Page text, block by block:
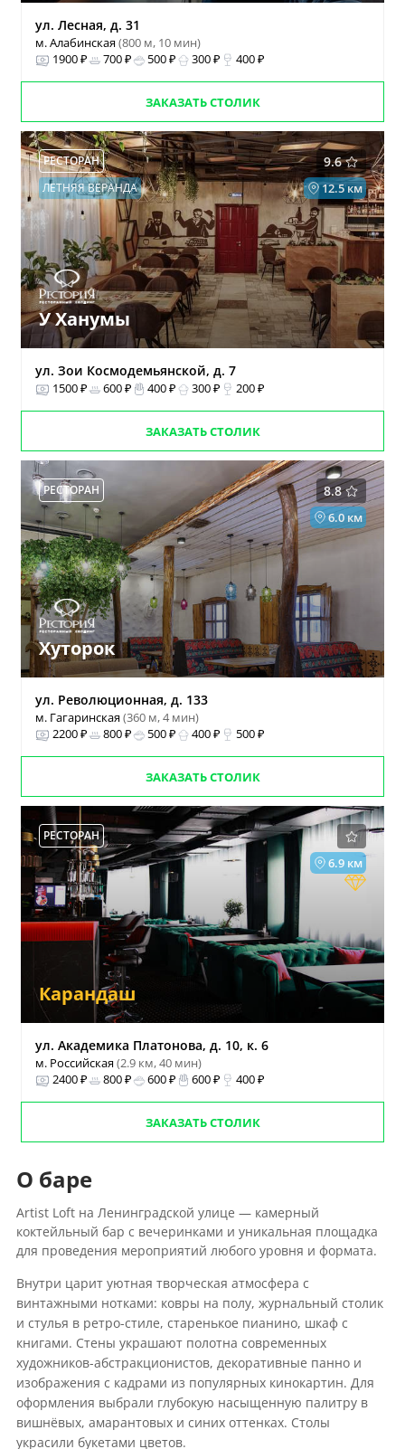
ул. Лесная, д. 31
м. Алабинская(800 м, 10 мин)
1900 ₽
700 ₽ 500 ₽ 300 ₽ 400 ₽
ЗАКАЗАТЬ СТОЛИК
9.6
РЕСТОРАН
12.5 км
ЛЕТНЯЯ ВЕРАНДА
У Ханумы
ул. Зои Космодемьянской, д. 7
1500 ₽ 600 ₽ 400 ₽ 300 ₽ 200 ₽
ЗАКАЗАТЬ СТОЛИК
8.8
РЕСТОРАН
6.0 км
Хуторок
ул. Революционная, д. 133
м. Гагаринская(360 м, 4 мин)
2200 ₽
800 ₽ 500 ₽ 400 ₽ 500 ₽
ЗАКАЗАТЬ СТОЛИК
РЕСТОРАН
6.9 км
Карандаш
ул. Академика Платонова, д. 10, к. 6
м. Российская(2.9 км, 40 мин)
2400 ₽
800 ₽ 600 ₽ 600 ₽ 400 ₽
ЗАКАЗАТЬ СТОЛИК
О баре
Artist Loft на Ленинградской улице — камерный
коктейльный бар с вечеринками и уникальная площадка
для проведения мероприятий любого уровня и формата.
Внутри царит уютная творческая атмосфера с
винтажными нотками: ковры на полу, журнальный столик
и стулья в ретро-стиле, старенькое пианино, шкаф с
книгами. Стены украшают полотна современных
художников-абстракционистов, декоративные панно и
изображения с кадрами из популярных кинокартин. Для
оформления выбрали глубокую насыщенную палитру в
вишнёвых, амарантовых и синих оттенках. Столы
украсили букетами цветов.